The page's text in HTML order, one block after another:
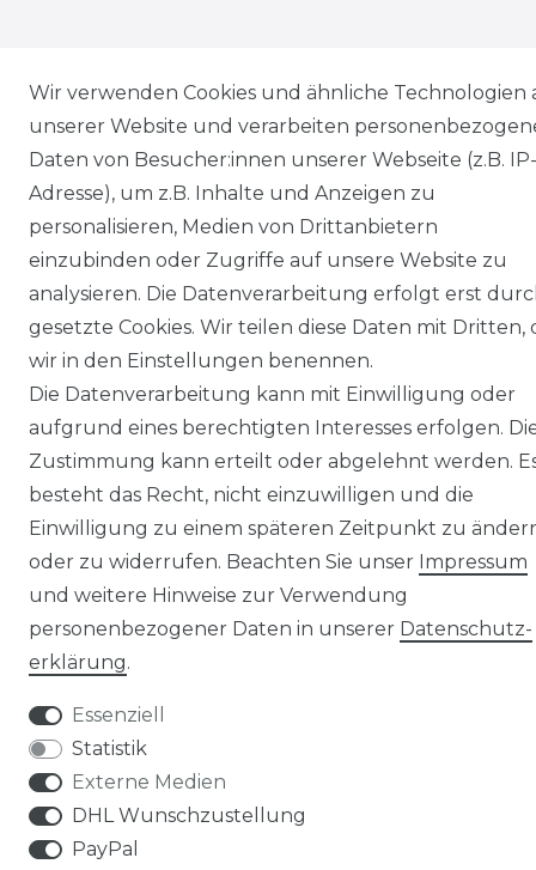
© Copyright 2026 | Alle Rechte vorbehalten.
Wir verwenden Cookies und ähnliche Technologien
unserer Website und verarbeiten
Daten von Besucher:innen unserer Webseite (z.B. IP-
Adresse), um z.B. Inhalte und Anzeigen zu
personalisieren, Medien von Drittanbietern
einzubinden oder Zugriffe auf unsere Website zu
analysieren. Die Datenverarbeitung erfolgt erst
gesetzte Cookies. Wir teilen diese Daten mit Dritten,
wir in den Einstellungen benennen.
Die Datenverarbeitung kann mit Einwilligung oder
aufgrund eines berechtigten Interesses erfolgen.
Zustimmung kann erteilt oder abgelehnt werden.
besteht das Recht, nicht einzuwilligen und die
Einwilligung zu einem späteren Zeitpunkt zu
oder zu widerrufen. Beachten Sie unser Impressum
und weitere Hinweise zur Verwendung
personenbezogener Daten in unserer Daten­schutz­
erklärung.
Essenziell
Statistik
Externe Medien
DHL Wunschzustellung
PayPal